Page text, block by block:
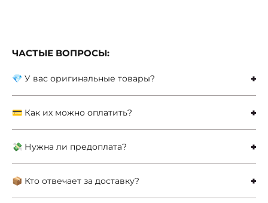
ЧАСТЫЕ ВОПРОСЫ:
💎 У вас оригинальные товары?
💳 Как их можно оплатить?
💸 Нужна ли предоплата?
📦 Кто отвечает за доставку?